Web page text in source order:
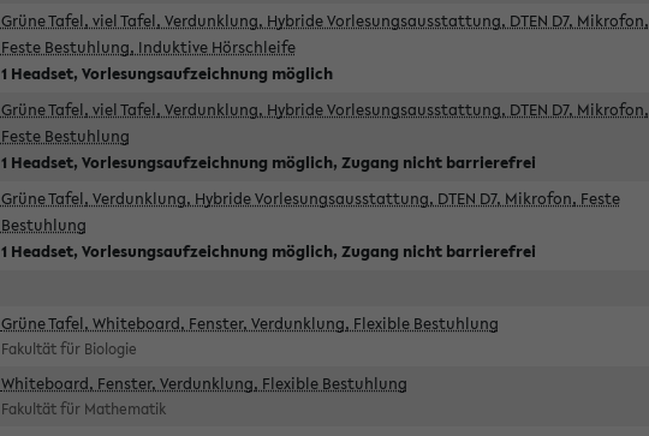
Grüne Tafel, viel Tafel, Verdunklung, Hybride Vorlesungsausstattung, DTEN D7, Mikrofon,
Feste Bestuhlung, Induktive Hörschleife
1 Headset, Vorlesungsaufzeichnung möglich
Grüne Tafel, viel Tafel, Verdunklung, Hybride Vorlesungsausstattung, DTEN D7, Mikrofon,
Feste Bestuhlung
1 Headset, Vorlesungsaufzeichnung möglich, Zugang nicht barrierefrei
Grüne Tafel, Verdunklung, Hybride Vorlesungsausstattung, DTEN D7, Mikrofon, Feste
Bestuhlung
1 Headset, Vorlesungsaufzeichnung möglich, Zugang nicht barrierefrei
Grüne Tafel, Whiteboard, Fenster, Verdunklung, Flexible Bestuhlung
Fakultät für Biologie
Whiteboard, Fenster, Verdunklung, Flexible Bestuhlung
Fakultät für Mathematik